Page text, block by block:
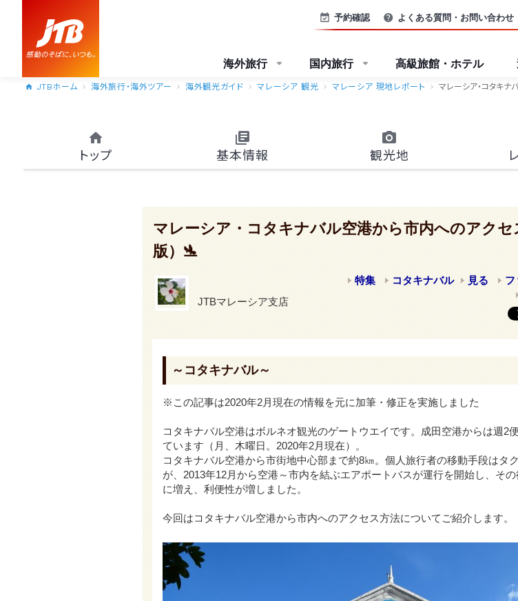
予約確認 よくある質問・お問い合わせ
海外旅行 国内旅行 高級旅館・ホテル
JTBホーム 海外旅行・海外ツアー 海外観光ガイド マレーシア 観光 マレーシア 現地レポート マレーシア・コタキナ
トップ 基本情報 観光地
マレーシア・コタキナバル空港から市内へのアクセ
版）🛬
JTBマレーシア支店
特集 コタキナバル 見る フ
～コタキナバル～
※この記事は2020年2月現在の情報を元に加筆・修正を実施しました
コタキナバル空港はボルネオ観光のゲートウエイです。成田空港からは週2
ています（月、木曜日。2020年2月現在）。
コタキナバル空港から市街地中心部まで約8㎞。個人旅行者の移動手段はタ
が、2013年12月から空港～市内を結ぶエアポートバスが運行を開始し、そ
に増え、利便性が増しました。
今回はコタキナバル空港から市内へのアクセス方法についてご紹介します。